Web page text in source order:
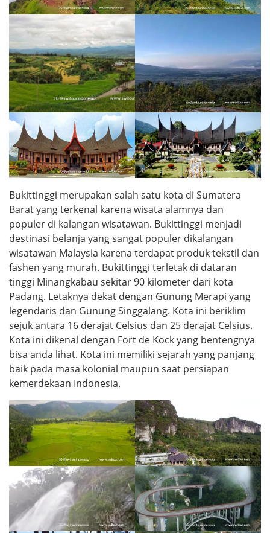
Bukittinggi merupakan salah satu kota di Sumatera
Barat yang terkenal karena wisata alamnya dan
populer di kalangan wisatawan. Bukittinggi menjadi
destinasi belanja yang sangat populer dikalangan
wisatawan Malaysia karena terdapat produk tekstil dan
fashen yang murah. Bukittinggi terletak di dataran
tinggi Minangkabau sekitar 90 kilometer dari kota
Padang. Letaknya dekat dengan Gunung Merapi yang
legendaris dan Gunung Singgalang. Kota ini beriklim
sejuk antara 16 derajat Celsius dan 25 derajat Celsius.
Kota ini dikenal dengan Fort de Kock yang bentengnya
bisa anda lihat. Kota ini memiliki sejarah yang panjang
baik pada masa kolonial maupun saat persiapan
kemerdekaan Indonesia.